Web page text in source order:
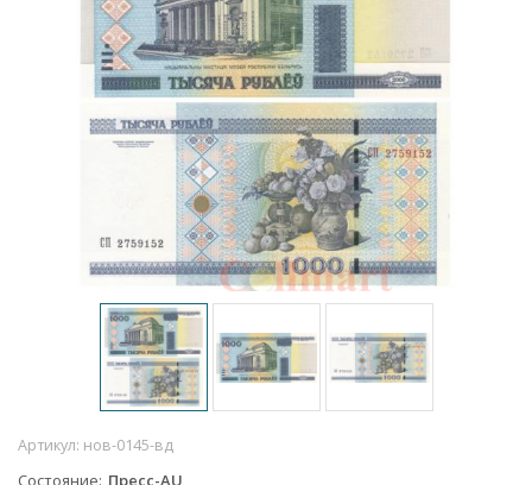
Артикул: нов-0145-вд
Состояние Пресс-AU